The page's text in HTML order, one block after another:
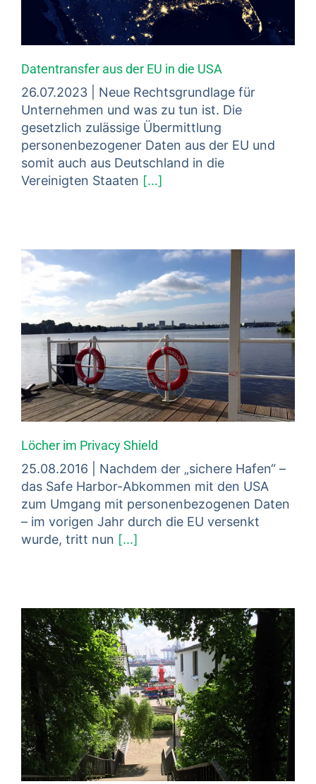
Datentransfer aus der EU in die USA
26.07.2023 | Neue Rechtsgrundlage für
Unternehmen und was zu tun ist. Die
gesetzlich zulässige Übermittlung
personenbezogener Daten aus der EU und
somit auch aus Deutschland in die
Vereinigten Staaten [...]
Löcher im Privacy Shield
25.08.2016 | Nachdem der „sichere Hafen“ –
das Safe Harbor-Abkommen mit den USA
zum Umgang mit personenbezogenen Daten
– im vorigen Jahr durch die EU versenkt
wurde, tritt nun [...]